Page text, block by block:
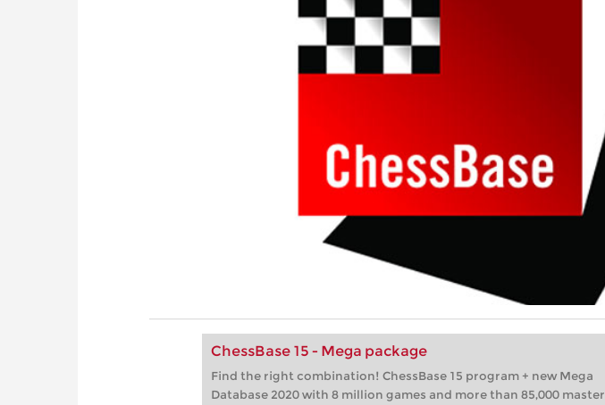
ChessBase 15 - Mega package
Find the right combination! ChessBase 15 program + new Mega
Database 2020 with 8 million games and more than 85,000 master